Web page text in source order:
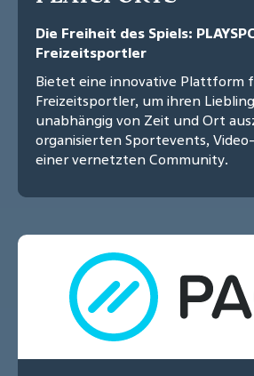
Die Freiheit des Spiels:
Freizeitsportler
Bietet eine innovative Plattform
Freizeitsportler, um ihren
unabhängig von Zeit und Ort
organisierten Sportevents,
einer vernetzten Community.